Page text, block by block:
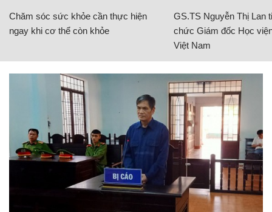
Chăm sóc sức khỏe cần thực hiện
ngay khi cơ thể còn khỏe
GS.TS Nguyễn Thị Lan
chức Giám đốc Học
Việt Nam